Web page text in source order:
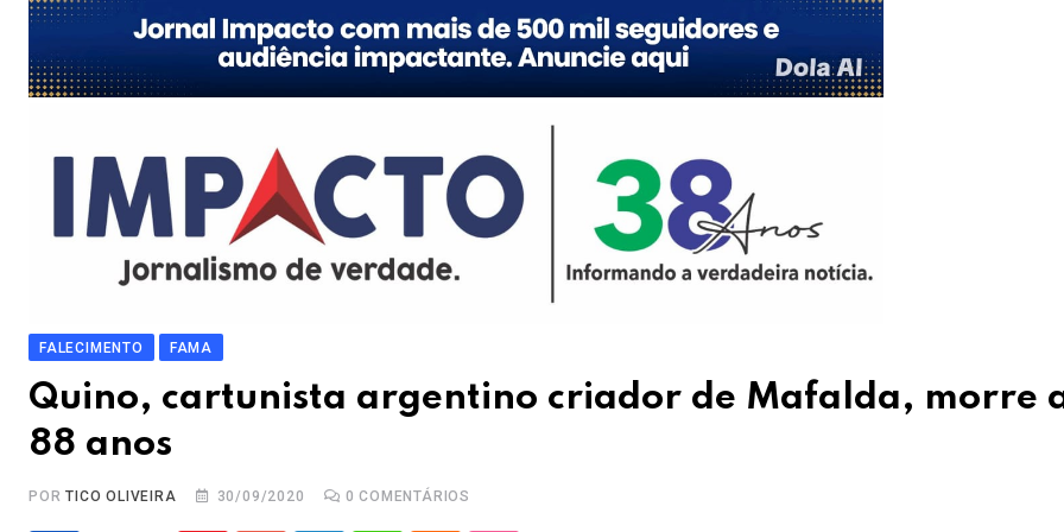
FALECIMENTO FAMA
Quino, cartunista argentino criador de Mafalda, morre
88 anos
PORTICO OLIVEIRA 30/09/2020 0 COMENTÁRIOS